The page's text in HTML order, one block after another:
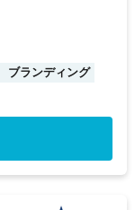
ブランディング